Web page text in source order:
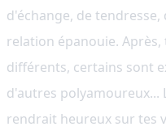
d'échange, de
relation épanouie.
différents, certains sont
d'autres polyamoureux...
rendrait heureux sur tes